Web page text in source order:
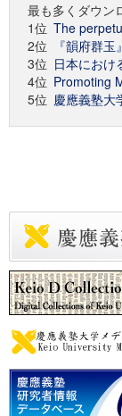
最も多くダウン
1位 The
2位
『韻府群
3位 日本におけ
4位 Promoting
5位 慶應義塾大